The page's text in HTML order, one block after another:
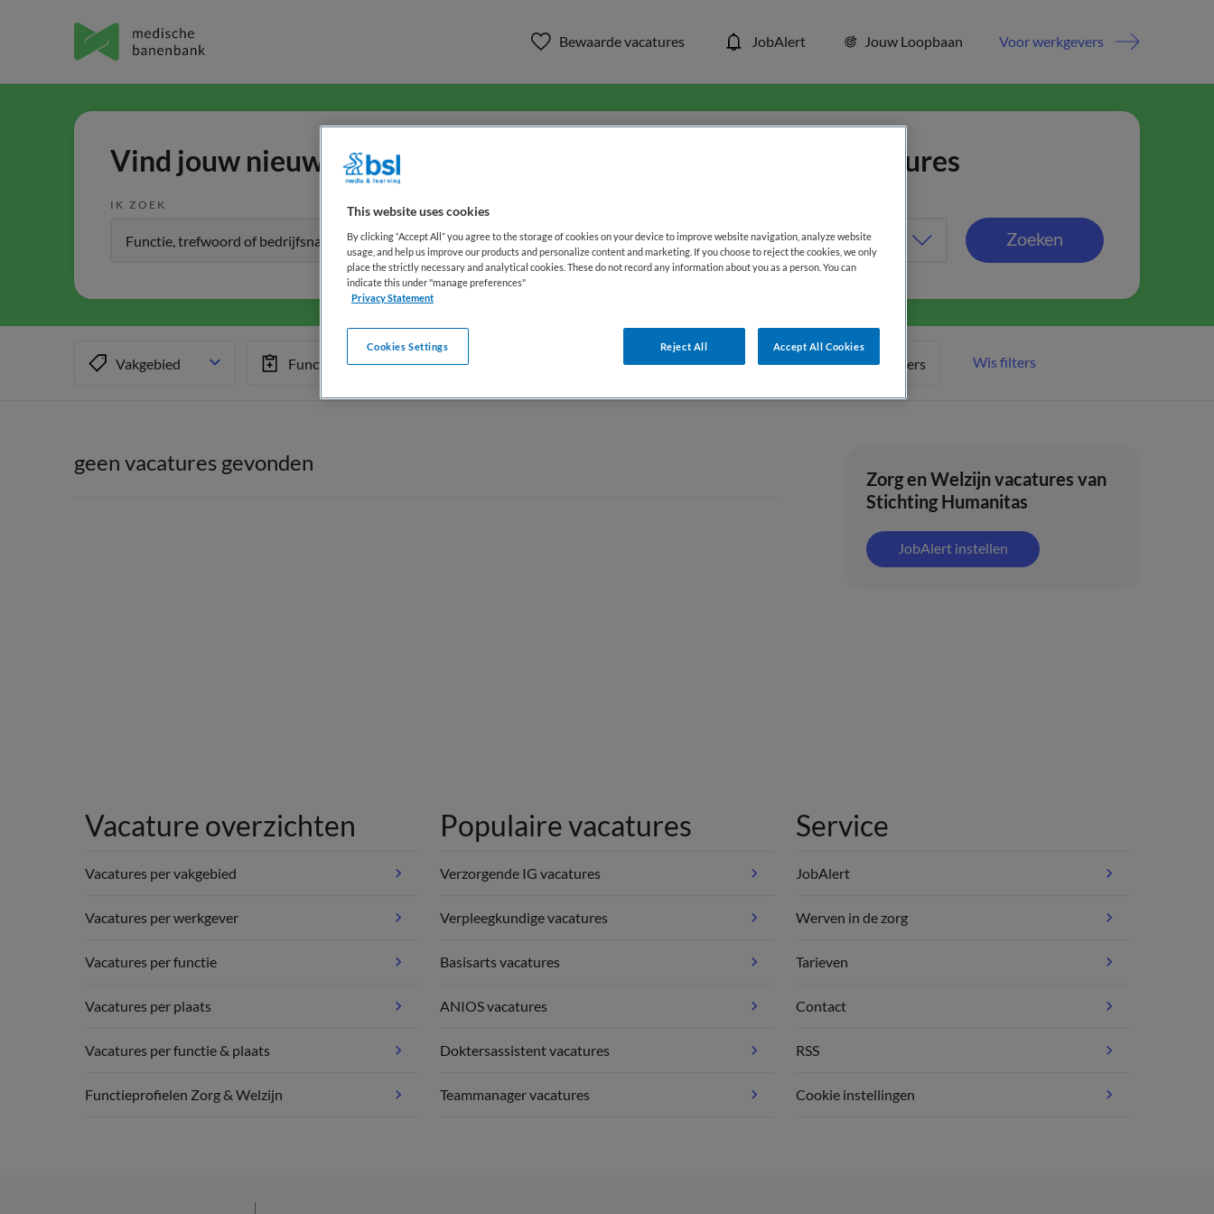
Bewaarde vacatures JobAlert Jouw Loopbaan Voor werkgevers
Vind jouw nieuwe baan in ons aanbod van zorg & welzijn vacatures
IK ZOEK WAAR
Zoeken
Vakgebied Functiegebied Dienstverband Meer filters Wis filters
Zorg en Welzijn vacatures van
Stichting Humanitas
JobAlert instellen
geen vacatures gevonden
Vacature overzichten
Vacatures per vakgebied
Vacatures per werkgever
Vacatures per functie
Vacatures per plaats
Vacatures per functie & plaats
Functieprofielen Zorg & Welzijn
Populaire vacatures
Verzorgende IG vacatures
Verpleegkundige vacatures
Basisarts vacatures
ANIOS vacatures
Doktersassistent vacatures
Teammanager vacatures
Service
JobAlert
Werven in de zorg
Tarieven
Contact
RSS
Cookie instellingen
This website uses cookies
By clicking “Accept All” you agree to the storage of cookies on your device to improve website navigation, analyze website
usage, and help us improve our products and personalize content and marketing. If you choose to reject the cookies, we only
place the strictly necessary and analytical cookies. These do not record any information about you as a person. You can
indicate this under "manage preferences"
Privacy Statement
Reject All Accept All Cookies
Cookies Settings